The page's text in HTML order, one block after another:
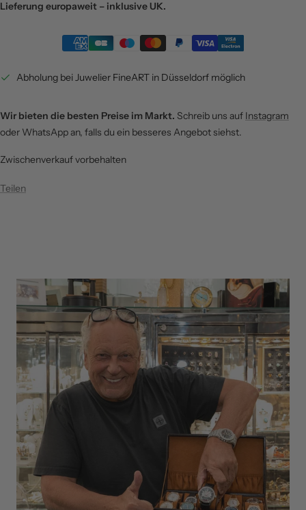
Lieferung europaweit – inklusive UK.
Abholung bei Juwelier FineART in Düsseldorf möglich
Wir bieten die besten Preise im Markt. Schreib uns auf Instagram
oder WhatsApp an, falls du ein besseres Angebot siehst.
Zwischenverkauf vorbehalten
Teilen